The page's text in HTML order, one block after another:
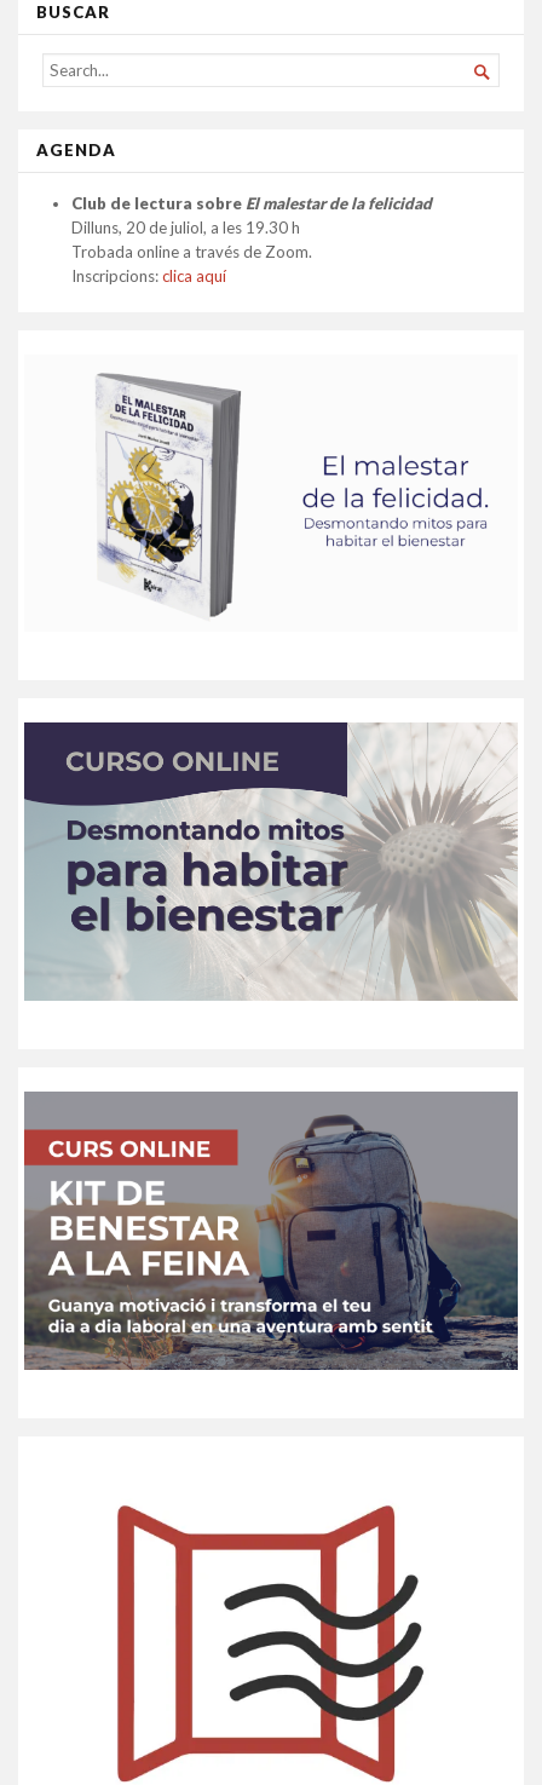
BUSCAR
SEARCH
FOR...

AGENDA
Club de lectura sobre El malestar de la felicidad
Dilluns, 20 de juliol, a les 19.30 h
Trobada online a través de Zoom.
Inscripcions:clica aquí